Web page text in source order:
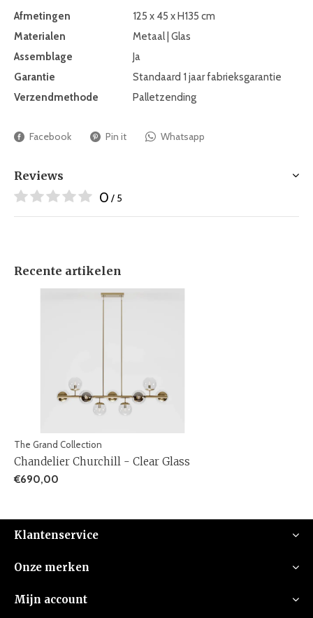
Afmetingen
125 x 45 x H135 cm
Materialen
Metaal | Glas
Assemblage
Ja
Garantie
Standaard 1 jaar fabrieksgarantie
Verzendmethode
Palletzending
Facebook Pin it Whatsapp
Reviews
0 / 5
Recente artikelen
The Grand Collection
Chandelier Churchill - Clear Glass
€690,00
Klantenservice
Onze merken
Mijn account